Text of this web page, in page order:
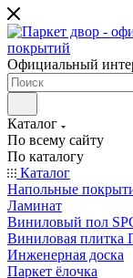
Официальный
Каталог
По всему сайту
По каталогу
Каталог
Напольные
Ламинат
Виниловый пол
Виниловая
Инженерная доска
Паркет ёлочка